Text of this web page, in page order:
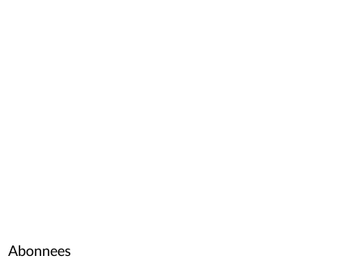
Abonnees